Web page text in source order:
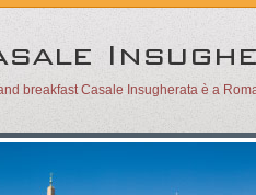
and breakfast Casale Insugherata è a